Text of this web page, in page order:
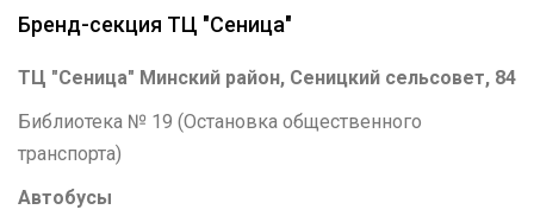
Бренд-секция ТЦ "Сеница"
ТЦ "Сеница" Минский район, Сеницкий сельсовет, 84
Библиотека № 19 (Остановка общественного
транспорта)
Автобусы